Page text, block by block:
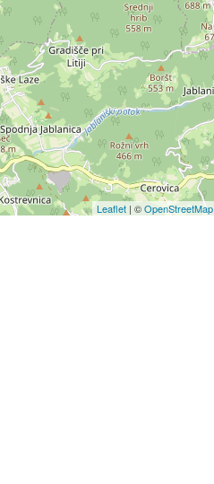
Leaflet | ©OpenStreetMap